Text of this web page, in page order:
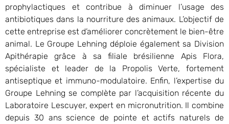
prophylactiques et contribue à diminuer l’usage des
antibiotiques dans la nourriture des animaux. L’objectif de
cette entreprise est d’améliorer concrètement le bien-être
animal. Le Groupe Lehning déploie également sa Division
Apithérapie grâce à sa filiale brésilienne Apis Flora,
spécialiste et leader de la Propolis Verte, fortement
antiseptique et immuno-modulatoire. Enfin, l’expertise du
Groupe Lehning se complète par l’acquisition récente du
Laboratoire Lescuyer, expert en micronutrition. Il combine
depuis 30 ans science de pointe et actifs naturels de